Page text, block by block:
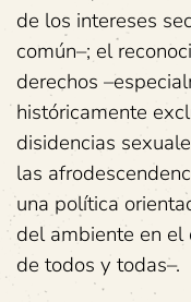
de los intereses
común–; el
derechos
históricamente
disidencias
las
una política
del ambiente en el
de todos y todas–.